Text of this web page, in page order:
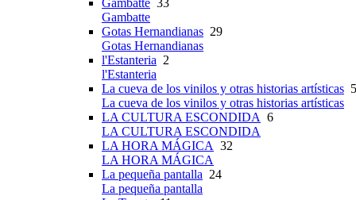
Gambatte 33
Gambatte
Gotas Hernandianas 29
Gotas Hernandianas
l'Estanteria 2
l'Estanteria
La cueva de los vinilos y otras historias artísticas
La cueva de los vinilos y otras historias artísticas
LA CULTURA ESCONDIDA 6
LA CULTURA ESCONDIDA
LA HORA MÁGICA 32
LA HORA MÁGICA
La pequeña pantalla 24
La pequeña pantalla